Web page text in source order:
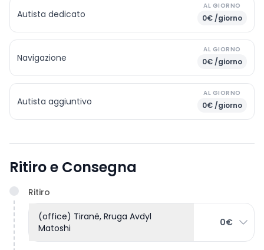
Autista dedicato
AL GIORNO
0€ /giorno
Navigazione
AL GIORNO
0€ /giorno
Autista aggiuntivo
AL GIORNO
0€ /giorno
Ritiro e Consegna
Ritiro
(office) Tiranë, Rruga Avdyl
Matoshi
0€